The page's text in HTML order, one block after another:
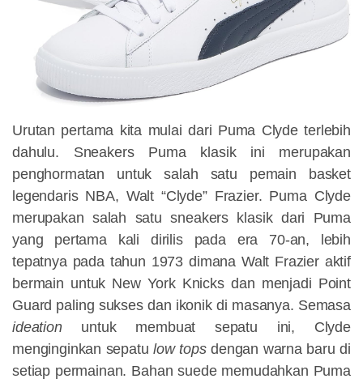
Urutan pertama kita mulai dari Puma Clyde terlebih
dahulu. Sneakers Puma klasik ini merupakan
penghormatan untuk salah satu pemain basket
legendaris NBA, Walt “Clyde” Frazier. Puma Clyde
merupakan salah satu sneakers klasik dari Puma
yang pertama kali dirilis pada era 70-an, lebih
tepatnya pada tahun 1973 dimana Walt Frazier aktif
bermain untuk New York Knicks dan menjadi Point
Guard paling sukses dan ikonik di masanya. Semasa
ideationuntuk membuat sepatu ini, Clyde
menginginkan sepatulow topsdengan warna baru di
setiap permainan. Bahan suede memudahkan Puma